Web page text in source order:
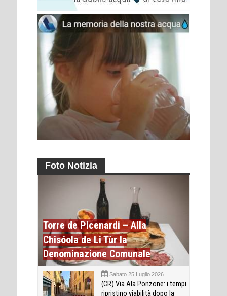
Foto Notizia
Torre de Picenardi – Alla
Chisóola de Li Tùr la
Denominazione Comunale
Sabato 25 Luglio 2026
(CR) Via Ala Ponzone: i tempi
ripristino viabilità dopo la